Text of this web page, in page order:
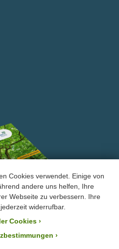
Cookies verwendet. Einige von
andere uns helfen, Ihre
Webseite zu verbessern. Ihre
widerrufbar.
Cookies ›
›
InstagramYouTube
und Datenschutz